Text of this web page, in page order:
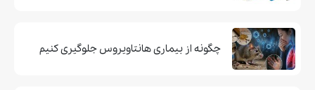
چگونه از بیماری هانتاویروس جلوگیری کنیم